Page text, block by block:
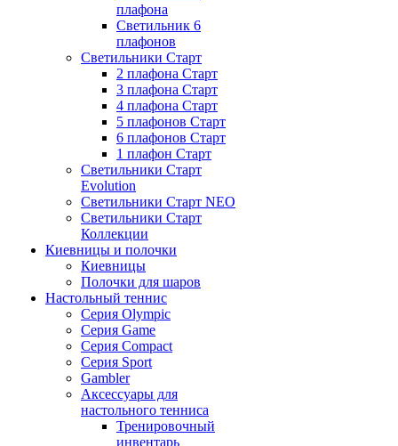
плафона
Светильник 6
плафонов
Светильники Старт
2 плафона Старт
3 плафона Старт
4 плафона Старт
5 плафонов Старт
6 плафонов Старт
1 плафон Старт
Светильники Старт
Evolution
Светильники Старт NEO
Светильники Старт
Коллекции
Киевницы и полочки
Киевницы
Полочки для шаров
Настольный теннис
Серия Olympic
Серия Game
Серия Compact
Серия Sport
Gambler
Аксессуары для
настольного тенниса
Тренировочный
инвентарь